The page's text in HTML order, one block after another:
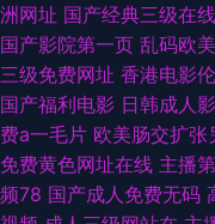
下载 日本v视频A 91社精品
99精品一级 三级日韩伦理
久久伊人狼在线 东京热AV
95资源超碰 欧日美性交 91
洲网址 国产经典三级在线
国产影院第一页 乱码欧
三级免费网址 香港电影
国产福利电影 日韩成人
费a一毛片 欧美肠交扩张
免费黄色网址在线 主播
频78 国产成人免费无码